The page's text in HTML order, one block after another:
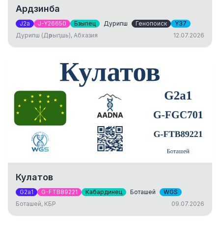
Ардзинба
J2a J-Y26650 Бзыпец Дурипш Генопоиск
Y37
Дурипш (Дәрыԥшь), Абхазия
12.07.2026
Кулатов
G2a1 G-FTB89221 Кабардинец Боташей
WGS
Боташей, КБР
09.07.2026